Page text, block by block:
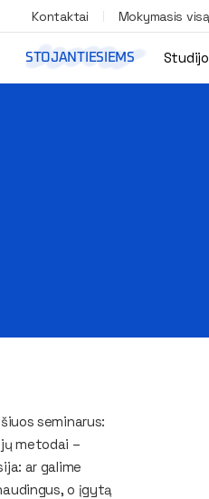
Kontaktai Mokymasis
STOJANTIESIEMS
seminarus:
metodai –
ar galime
o įgytą